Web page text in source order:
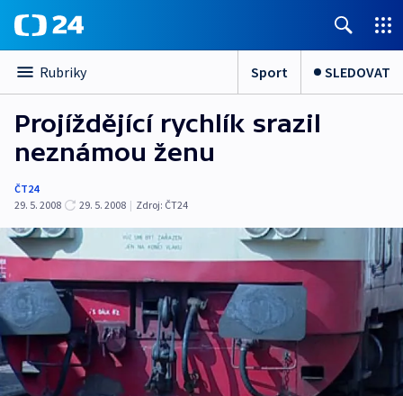
Rubriky Sport SLEDOVAT
Projíždějící rychlík srazil
neznámou ženu
ČT24
29. 5. 2008
29. 5. 2008 | Zdroj: ČT24